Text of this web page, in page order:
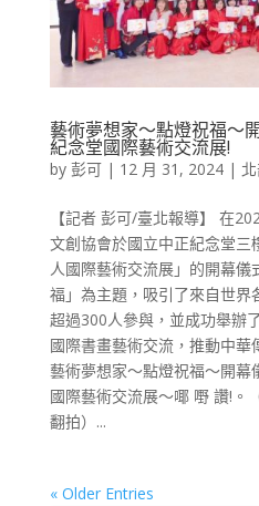
藝術夢想家～點燈祝福
紀念堂國際藝術交流展!
by 彭可| 12 月 31, 2024|
【記者 彭可/臺北報導】 在
文創協會於國立中正紀念堂
人國際藝術交流展」的開幕儀
福」為主題，吸引了來自世界
超過300人參與，並成功舉辦
國際書畫藝術交流，推動中
藝術夢想家～點燈祝福～開
國際藝術交流展～㖿 嘢 讚!。
翻拍）...
« Older Entries